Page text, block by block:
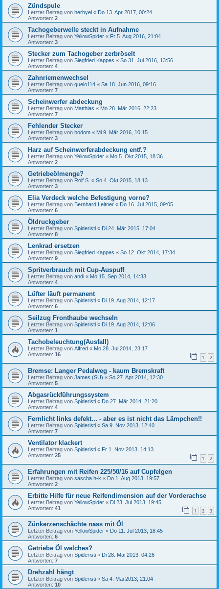
Zündspule
Letzter Beitrag von herbyei « Do 13. Apr 2017, 00:24
Antworten: 2
Tachogeberwelle steckt in Aufnahme
Letzter Beitrag von YellowSpider « Fr 5. Aug 2016, 21:04
Antworten: 3
Stecker zum Tachogeber zerbröselt
Letzter Beitrag von Siegfried Kappes « So 31. Jul 2016, 13:56
Antworten: 4
Zahnriemenwechsel
Letzter Beitrag von guelo114 « Sa 18. Jun 2016, 09:16
Antworten: 7
Scheinwerfer abdeckung
Letzter Beitrag von Matthias « Mo 28. Mär 2016, 22:23
Antworten: 7
Fehlender Stecker
Letzter Beitrag von bodom « Mi 9. Mär 2016, 10:15
Antworten: 3
Harz auf Scheinwerferabdeckung entf.?
Letzter Beitrag von YellowSpider « Mo 5. Okt 2015, 18:36
Antworten: 2
Getriebeölmenge?
Letzter Beitrag von Rolf S. « So 4. Okt 2015, 18:13
Antworten: 3
Elia Verdeck welche Befestigung vorne?
Letzter Beitrag von Bernhard Leitner « Do 16. Jul 2015, 09:05
Antworten: 6
Öldruckgeber
Letzter Beitrag von Spideristi « Di 24. Mär 2015, 17:04
Antworten: 8
Lenkrad ersetzen
Letzter Beitrag von Siegfried Kappes « So 12. Okt 2014, 17:34
Antworten: 9
Spritverbrauch mit Cup-Auspuff
Letzter Beitrag von andi « Mo 15. Sep 2014, 14:33
Antworten: 4
Lüfter läuft permanent
Letzter Beitrag von Spideristi « Di 19. Aug 2014, 12:17
Antworten: 6
Seilzug Fronthaube wechseln
Letzter Beitrag von Spideristi « Di 19. Aug 2014, 12:06
Antworten: 1
Tachobeleuchtung(Ausfall)
Letzter Beitrag von Alfred « Mo 28. Jul 2014, 23:17
Antworten: 16 1 2
Bremse: Langer Pedalweg - kaum Bremskraft
Letzter Beitrag von James (SU) « So 27. Apr 2014, 12:30
Antworten: 5
Abgasrückführungssystem
Letzter Beitrag von Spideristi « Do 27. Mär 2014, 21:20
Antworten: 4
Fernlicht links defekt... - aber es ist nicht das Lämpchen!!
Letzter Beitrag von Spideristi « Sa 9. Nov 2013, 12:40
Antworten: 7
Ventilator klackert
Letzter Beitrag von Spideristi « Fr 1. Nov 2013, 14:13
Antworten: 25 1 2
Erfahrungen mit Reifen 225/50/16 auf Cupfelgen
Letzter Beitrag von sascha h-k « Do 1. Aug 2013, 19:57
Antworten: 2
Erbitte Hilfe für neue Reifendimension auf der Vorderachse
Letzter Beitrag von YellowSpider « Di 23. Jul 2013, 19:45
Antworten: 41 1 2 3
Zünkerzenschächte nass mit Öl
Letzter Beitrag von YellowSpider « Do 11. Jul 2013, 18:45
Antworten: 6
Getriebe Öl welches?
Letzter Beitrag von Spideristi « Di 28. Mai 2013, 04:26
Antworten: 7
Drehzahl hängt
Letzter Beitrag von Spideristi « Sa 4. Mai 2013, 21:04
Antworten: 10